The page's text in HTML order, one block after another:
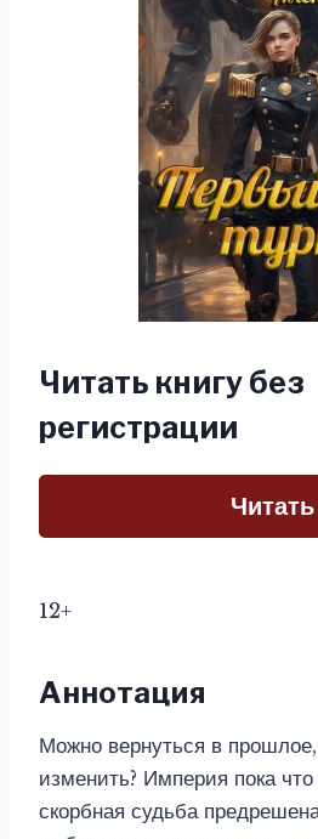
Читать книгу без
регистрации
Читать
12+
Аннотация
Можно вернуться в
изменить? Империя пока
скорбная судьба